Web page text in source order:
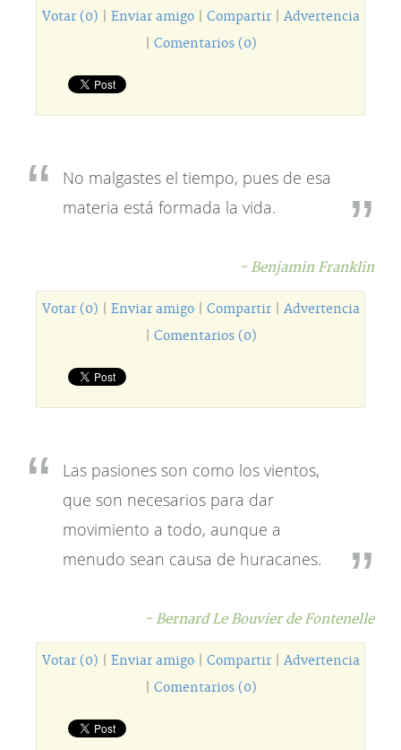
Votar (0) Enviar amigo| Compartir| Advertencia
Comentarios (0)
No malgastes el tiempo, pues de esa
materia está formada la vida.
- Benjamin Franklin
Votar (0) Enviar amigo| Compartir| Advertencia
Comentarios (0)
Las pasiones son como los vientos,
que son necesarios para dar
movimiento a todo, aunque a
menudo sean causa de huracanes.
- Bernard Le Bouvier de Fontenelle
Votar (0) Enviar amigo| Compartir| Advertencia
Comentarios (0)